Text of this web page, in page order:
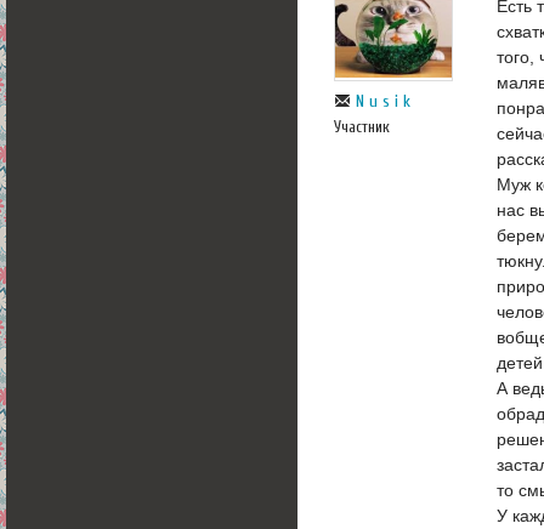
N u s i k
Участник
Есть
того,
Муж
нас
А
то
У